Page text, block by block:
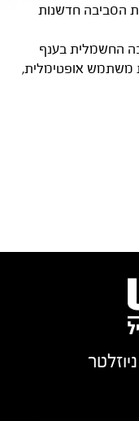
הסביבה חדשנות
החשמלית בענף
משתמש אופטימלית,